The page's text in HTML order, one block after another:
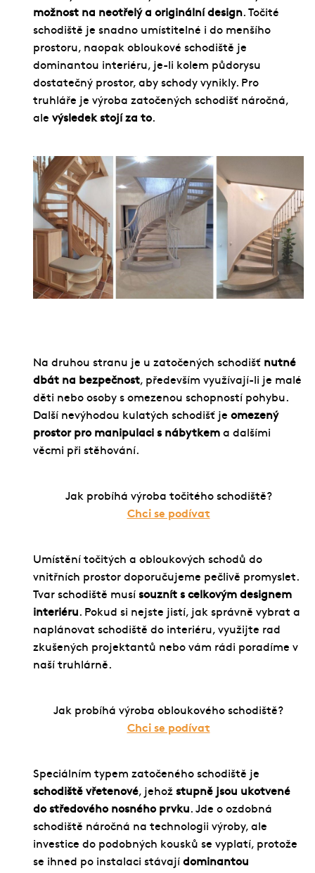
možnost na neotřelý a originální design. Točité
schodiště je snadno umístitelné i do menšího
prostoru, naopak obloukové schodiště je
dominantou interiéru, je-li kolem půdorysu
dostatečný prostor, aby schody vynikly. Pro
truhláře je výroba zatočených schodišť náročná,
ale výsledek stojí za to.
Na druhou stranu je u zatočených schodišť nutné
dbát na bezpečnost, především využívají-li je malé
děti nebo osoby s omezenou schopností pohybu.
Další nevýhodou kulatých schodišť je omezený
prostor pro manipulaci s nábytkem a dalšími
věcmi při stěhování.
Jak probíhá výroba točitého schodiště?
Chci se podívat
Umístění točitých a obloukových schodů do
vnitřních prostor doporučujeme pečlivě promyslet.
Tvar schodiště musí souznít s celkovým designem
interiéru. Pokud si nejste jistí, jak správně vybrat a
naplánovat schodiště do interiéru, využijte rad
zkušených projektantů nebo vám rádi poradíme v
naší truhlárně.
Jak probíhá výroba obloukového schodiště?
Chci se podívat
Speciálním typem zatočeného schodiště je
schodiště vřetenové, jehož stupně jsou ukotvené
do středového nosného prvku. Jde o ozdobná
schodiště náročná na technologii výroby, ale
investice do podobných kousků se vyplatí, protože
se ihned po instalaci stávají dominantou